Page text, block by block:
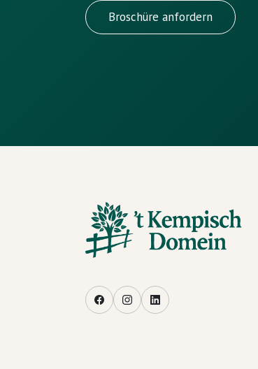
Broschüre anfordern
FacebookInstagramLinkedIn